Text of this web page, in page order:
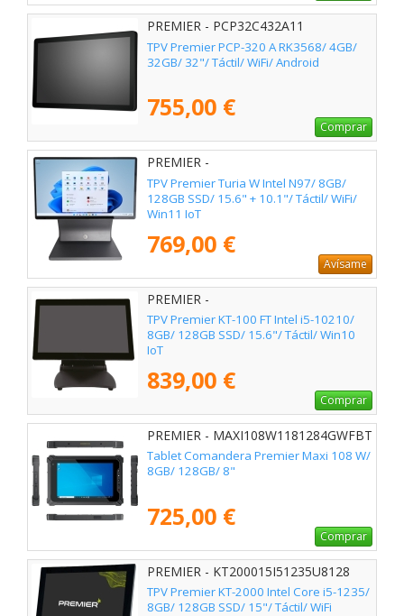
PREMIER - PCP32C432A11
TPV Premier PCP-320 A RK3568/ 4GB/
32GB/ 32"/ Táctil/ WiFi/ Android
755,00 €
Comprar
PREMIER -
TURIA156N9781282ND10GW11
TPV Premier Turia W Intel N97/ 8GB/
128GB SSD/ 15.6" + 10.1"/ Táctil/ WiFi/
Win11 IoT
769,00 €
Avísame
PREMIER -
KT100F156i51235U8128IOT
TPV Premier KT-100 FT Intel i5-10210/
8GB/ 128GB SSD/ 15.6"/ Táctil/ Win10
IoT
839,00 €
Comprar
PREMIER - MAXI108W1181284GWFBT
Tablet Comandera Premier Maxi 108 W/
8GB/ 128GB/ 8"
725,00 €
Comprar
PREMIER - KT200015I51235U8128
TPV Premier KT-2000 Intel Core i5-1235/
8GB/ 128GB SSD/ 15"/ Táctil/ WiFi